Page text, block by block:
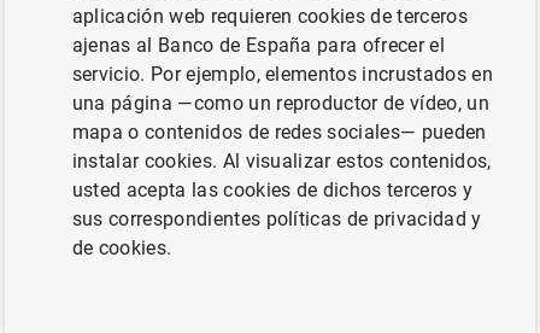
Anterior
Estado financiero consolida...
Siguiente
Modalidades de las operacio...
aplicación web requieren cookies de terceros
ajenas al Banco de España para ofrecer el
servicio. Por ejemplo, elementos incrustados en
una página —como un reproductor de vídeo, un
mapa o contenidos de redes sociales— pueden
instalar cookies. Al visualizar estos contenidos,
usted acepta las cookies de dichos terceros y
sus correspondientes políticas de privacidad y
de cookies.